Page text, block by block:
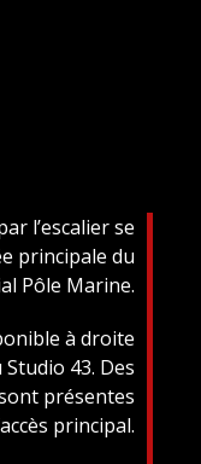
l’escalier se
principale du
Pôle Marine.
à droite
43. Des
présentes
principal.